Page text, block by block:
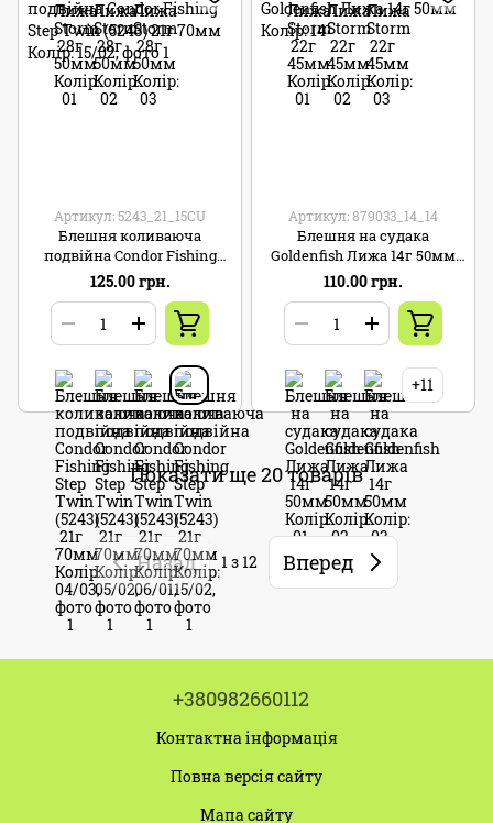
Артикул: 5243_21_15CU
Блешня коливаюча
подвійна Condor Fishing
Step Twin (5243) 21г 70мм
Колір: 15/02
125.00 грн.
Артикул: 879033_14_14
Блешня на судака
Goldenfish Лижа 14г 50мм
Колір: 14
110.00 грн.
+11
Показати ще 20 товарів
Назад 1з 12 Вперед
+380982660112
Контактна інформація
Повна версія сайту
Мапа сайту